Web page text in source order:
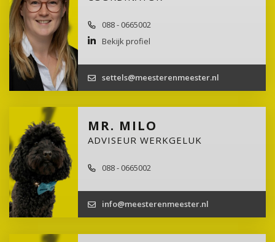
088 - 0665002
Bekijk profiel
settels@meesterenmeester.nl
MR. MILO
ADVISEUR WERKGELUK
088 - 0665002
info@meesterenmeester.nl